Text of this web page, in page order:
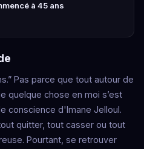
à 45 ans
Pas parce que tout autour de
quelque chose en moi s’est
conscience d'Imane Jelloul.
quitter, tout casser ou tout
Pourtant, se retrouver